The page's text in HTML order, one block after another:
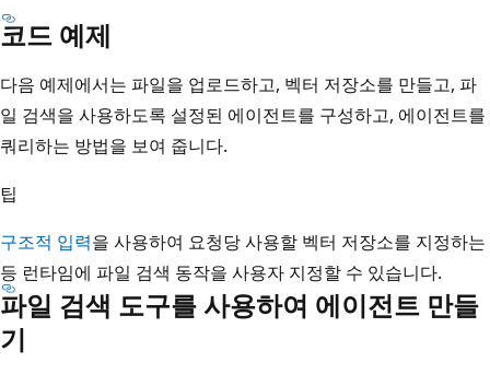
코드 예제
다음 예제에서는 파일을 업로드하고, 벡터 저장소를 만들고, 파
일 검색을 사용하도록 설정된 에이전트를 구성하고, 에이전트를
쿼리하는 방법을 보여 줍니다.
팁
구조적 입력을 사용하여 요청당 사용할 벡터 저장소를 지정하는
등 런타임에 파일 검색 동작을 사용자 지정할 수 있습니다.
파일 검색 도구를 사용하여 에이전트 만들
기